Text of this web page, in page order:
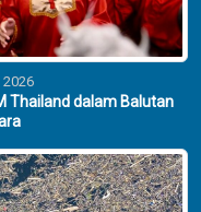
Thailand dalam Balutan